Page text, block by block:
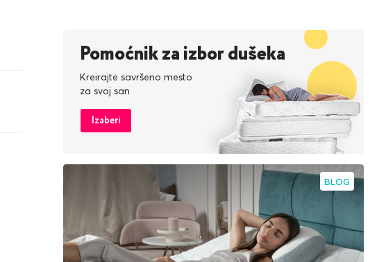
Pomoćnik za izbor dušeka
Kreirajte savršeno mesto
za svoj san
Izaberi
BLOG